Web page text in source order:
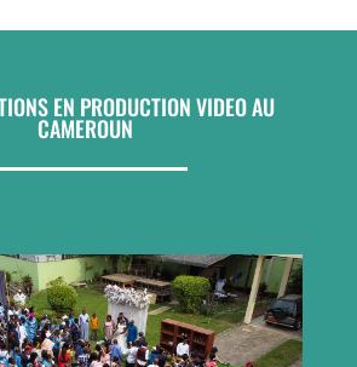
EN PRODUCTION VIDEO AU
CAMEROUN